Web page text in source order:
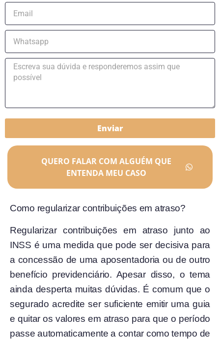
Enviar
QUERO FALAR COM ALGUÉM QUE
ENTENDA MEU CASO
Como regularizar contribuições em atraso?
Regularizar contribuições em atraso junto ao
INSS é uma medida que pode ser decisiva para
a concessão de uma aposentadoria ou de outro
benefício previdenciário. Apesar disso, o tema
ainda desperta muitas dúvidas. É comum que o
segurado acredite ser suficiente emitir uma guia
e quitar os valores em atraso para que o período
passe automaticamente a contar como tempo de